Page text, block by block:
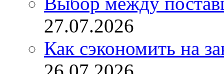
27.07.2026
Как сэкономить на